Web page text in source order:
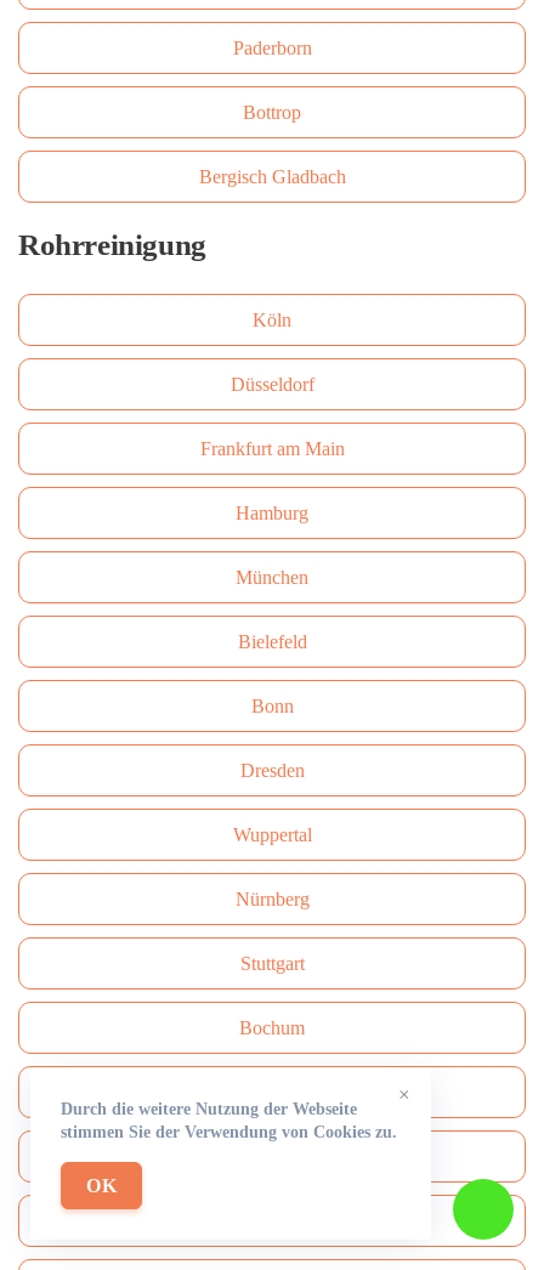
Paderborn
Bottrop
Bergisch Gladbach
Rohrreinigung
Köln
Düsseldorf
Frankfurt am Main
Hamburg
München
Bielefeld
Bonn
Dresden
Wuppertal
Nürnberg
Stuttgart
Bochum
×
Durch die weitere Nutzung der Webseite
stimmen Sie der Verwendung von Cookies zu.
OK